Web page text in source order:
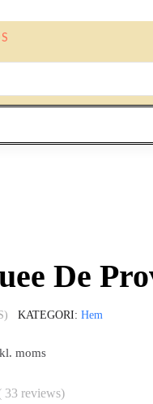
De
KATEGORI Hem
moms
33 reviews)